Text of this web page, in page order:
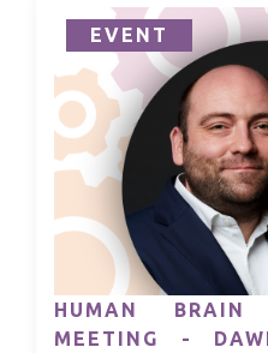
EVENT
HUMAN BRAIN
MEETING -